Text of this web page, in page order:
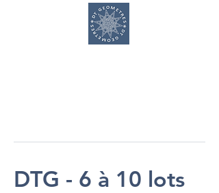
DTG - 6 à 10 lots